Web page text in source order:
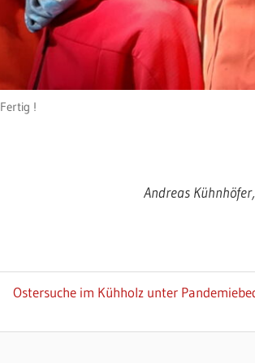
Fertig !
Andreas
Nächster
Ostersuche im Kühholz unter